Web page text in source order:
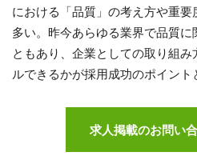
における「品質」の考え方や重
多い。昨今あらゆる業界で品質に
ともあり、企業としての取り組
ルできるかが採用成功のポイント
求人掲載のお問い